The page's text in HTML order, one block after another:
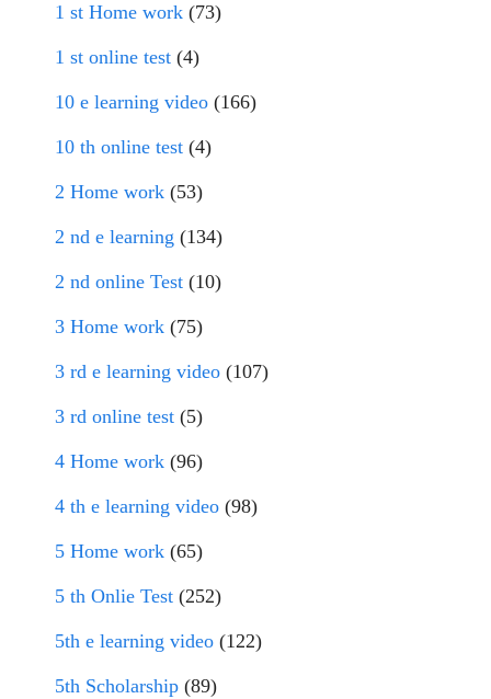
1 st Home work (73)
1 st online test (4)
10 e learning video (166)
10 th online test (4)
2 Home work (53)
2 nd e learning (134)
2 nd online Test (10)
3 Home work (75)
3 rd e learning video (107)
3 rd online test (5)
4 Home work (96)
4 th e learning video (98)
5 Home work (65)
5 th Onlie Test (252)
5th e learning video (122)
5th Scholarship (89)